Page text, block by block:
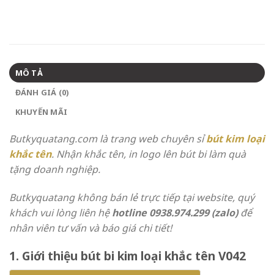
MÔ TẢ
ĐÁNH GIÁ (0)
KHUYẾN MÃI
Butkyquatang.com là trang web chuyên sỉbút kim loại
khắc tên. Nhận khắc tên, in logo lên bút bi làm quà
tặng doanh nghiệp.
Butkyquatang không bán lẻ trực tiếp tại website, quý
khách vui lòng liên hệhotline 0938.974.299 (zalo)để
nhân viên tư vấn và báo giá chi tiết!
1. Giới thiệu bút bi kim loại khắc tên V042